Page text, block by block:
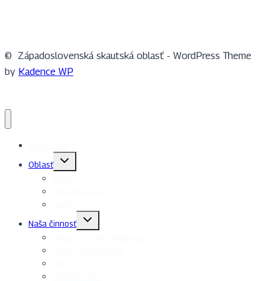
© Západoslovenská skautská oblasť - WordPress Theme
by Kadence WP
Oblasť
Toggle
Naša činnosť
Toggle